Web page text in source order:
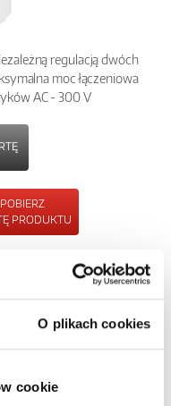
O plikach cookies
cookie
regulacją dwóch
moc łączeniowa
AC - 300 V
POBIERZ
PRODUKTU
oferty